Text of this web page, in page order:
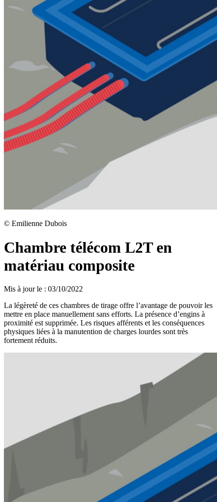
© Emilienne Dubois
Chambre télécom L2T en
matériau composite
Mis à jour le : 03/10/2022
La légèreté de ces chambres de tirage offre l’avantage de pouvoir les
mettre en place manuellement sans efforts. La présence d’engins à
proximité est supprimée. Les risques afférents et les conséquences
physiques liées à la manutention de charges lourdes sont très
fortement réduits.